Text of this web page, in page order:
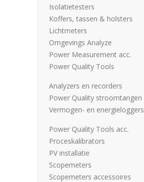
Isolatietesters
Koffers, tassen & holsters
Lichtmeters
Omgevings Analyze
Power Measurement acc.
Power Quality Tools
Analyzers en recorders
Power Quality stroomtangen
Vermogen- en energieloggers
Power Quality Tools acc.
Proceskalibrators
PV installatie
Scopemeters
Scopemeters accessoires